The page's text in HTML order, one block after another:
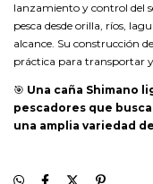
lanzamiento y control del
pesca desde orilla, ríos,
alcance. Su construcción
práctica para transportar y
🎯 Una caña Shimano
pescadores que
una amplia variedad